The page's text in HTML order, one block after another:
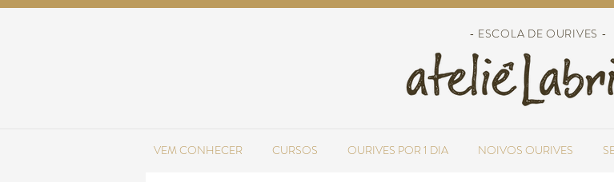
- ESCOLA DE OURIVES -
VEM CONHECER CURSOS OURIVES POR 1 DIA NOIVOS OURIVES